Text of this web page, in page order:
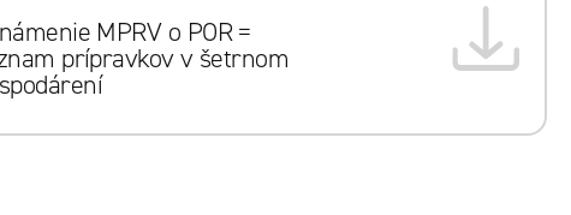
MPRV o POR =
prípravkov v šetrnom